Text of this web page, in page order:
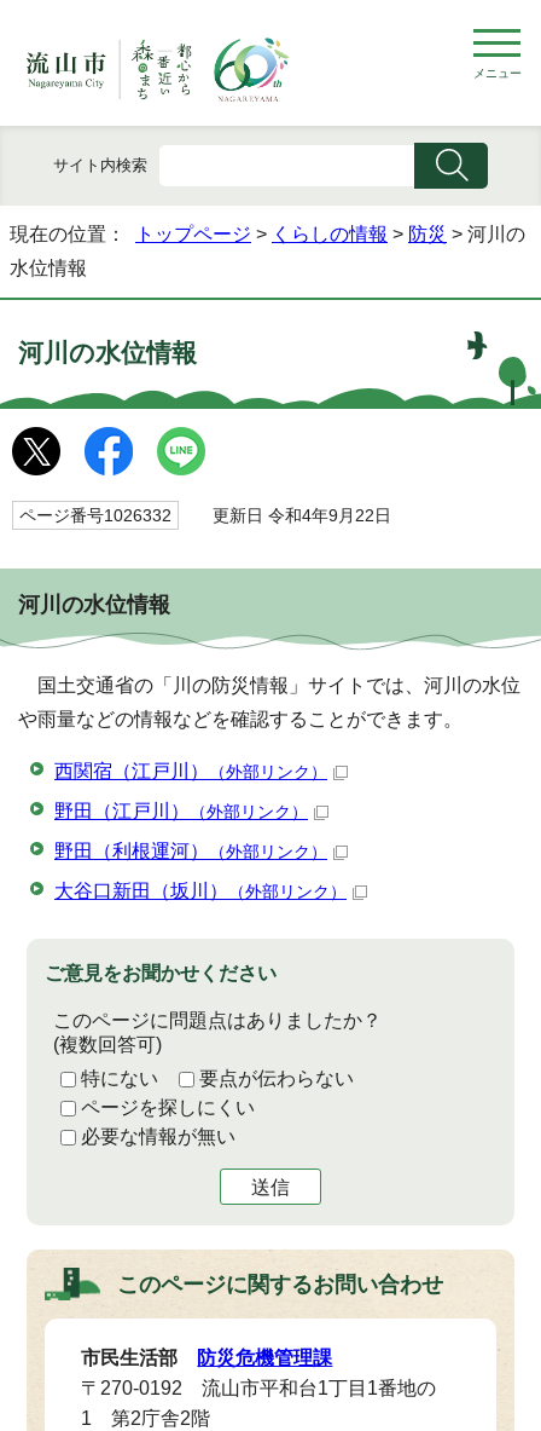
メニュー
サイト内検索
現在の位置： トップページ > くらしの情報 > 防災 > 河川の
水位情報
河川の水位情報
ページ番号1026332 更新日 令和4年9月22日
河川の水位情報
国土交通省の「川の防災情報」サイトでは、河川の水位
や雨量などの情報などを確認することができます。
西関宿（江戸川） （外部リンク）
野田（江戸川） （外部リンク）
野田（利根運河） （外部リンク）
大谷口新田（坂川） （外部リンク）
ご意見をお聞かせください
このページに問題点はありましたか？
(複数回答可)
特にない
要点が伝わらない
ページを探しにくい
必要な情報が無い
送信
このページに関するお問い合わせ
市民生活部
防災危機管理課
〒270-0192 流山市平和台1丁目1番地の
1 第2庁舎2階